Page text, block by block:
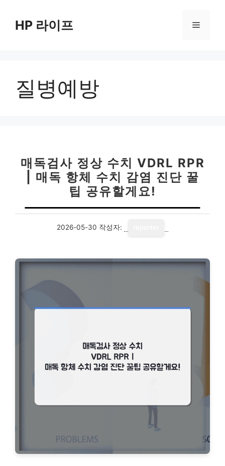
HP 라이프 메
질병예방
매독검사 정상 수치 VDRL RPR
| 매독 항체 수치 감염 진단 꿀
팁 공유할게요!
2026-05-30 작성자: